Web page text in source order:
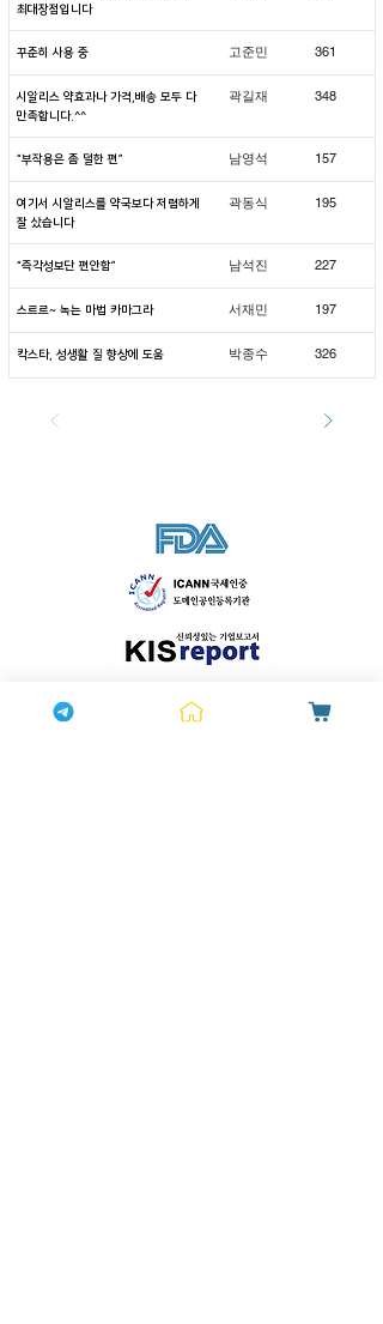
최대장점입니다
꾸준히 사용 중
. 고준민 361
시알리스 약효과나 가격,배송 모두 다
만족합니다.^^
. 곽길재 348
“부작용은 좀 덜한 편”
. 남영석 157
여기서 시알리스를 약국보다 저렴하게
잘 샀습니다
. 곽동식 195
“즉각성보단 편안함”
. 남석진 227
스르르~ 녹는 마법 카마그라
. 서재민 197
칵스타, 성생활 질 향상에 도움
. 박종수 326